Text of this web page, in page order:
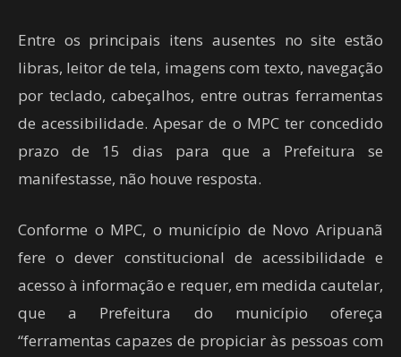
Entre os principais itens ausentes no site estão
libras, leitor de tela, imagens com texto, navegação
por teclado, cabeçalhos, entre outras ferramentas
de acessibilidade. Apesar de o MPC ter concedido
prazo de 15 dias para que a Prefeitura se
manifestasse, não houve resposta.
Conforme o MPC, o município de Novo Aripuanã
fere o dever constitucional de acessibilidade e
acesso à informação e requer, em medida cautelar,
que a Prefeitura do município ofereça
“ferramentas capazes de propiciar às pessoas com